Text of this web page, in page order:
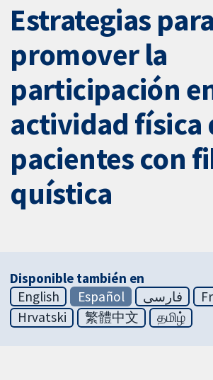
Estrategias para
promover la
participación
actividad física
pacientes con
quística
Disponible también en
English
Español فارسی
Hrvatski
繁體中文 தமிழ்